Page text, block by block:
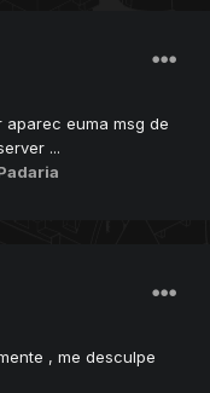
aparec euma msg de
...
, me desculpe